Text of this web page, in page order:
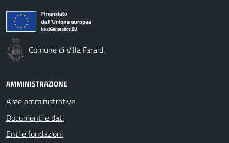
Comune di Villa Faraldi
AMMINISTRAZIONE
Aree amministrative
Documenti e dati
Enti e fondazioni